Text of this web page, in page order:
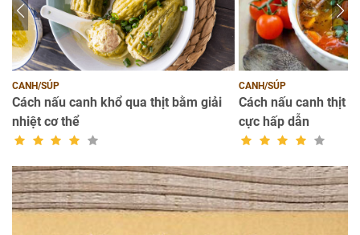
CANH/SÚP
Cách nấu canh khổ qua thịt bằm giải
nhiệt cơ thể
CANH/SÚP
Cách nấu canh thịt
cực hấp dẫn